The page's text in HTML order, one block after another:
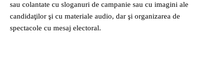
sau colantate cu sloganuri de campanie sau cu imagini ale
candidaţilor şi cu materiale audio, dar şi organizarea de
spectacole cu mesaj electoral.